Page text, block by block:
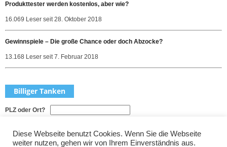
Produkttester werden kostenlos, aber wie?
16.069 Leser seit 28. Oktober 2018
Gewinnspiele – Die große Chance oder doch Abzocke?
13.168 Leser seit 7. Februar 2018
Billiger Tanken
PLZ oder Ort?
Welche Sorte?
Diese Webseite benutzt Cookies. Wenn Sie die Webseite
weiter nutzen, gehen wir von Ihrem Einverständnis aus.